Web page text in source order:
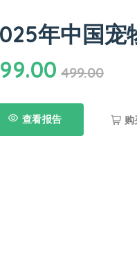
年中国宠
499.00
查看报告 购